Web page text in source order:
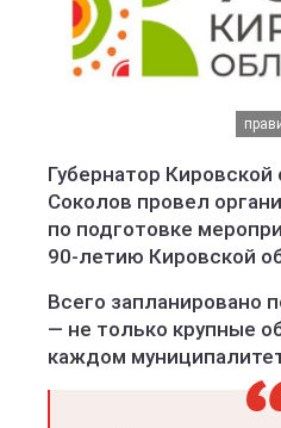
Губернатор
Соколов провел
по подготовке
90-летию Кировской
Всего запланировано
— не только крупные
каждом